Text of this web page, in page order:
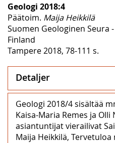
Geologi 2018:4
Päätoim. Maija Heikkilä
Suomen Geologinen Seura
Finland
Tampere 2018, 78-111 s.
Detaljer
Geologi 2018/4 sisältää
Kaisa-Maria Remes ja Olli
asiantuntijat vierailivat
Maija Heikkilä,